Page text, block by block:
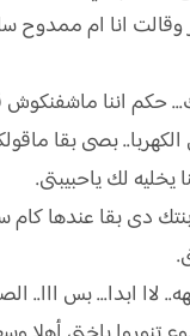
وقالت انا ام ممدوح
اننا ماشفنكوش
بصى بقا
يخليه لك ياحبيبتى.
دى بقا عندها كام
لاا ابدا... بس